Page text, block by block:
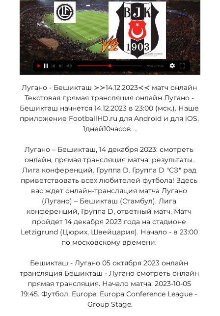
Лугано - Бешикташ ≻≻14.12.2023≺≺ матч онлайн
Текстовая прямая трансляция онлайн Лугано -
Бешикташ начнется 14.12.2023 в 23:00 (мск.). Наше
приложение FootballHD.ru для Android и для iOS.
1дней10часов ...
Лугано – Бешикташ, 14 декабря 2023: смотреть
онлайн, прямая трансляция матча, результаты.
Лига конференций. Группа D. Группа D "СЭ" рад
приветствовать всех любителей футбола! Здесь
вас ждет онлайн-трансляция матча Лугано
(Лугано) – Бешикташ (Стамбул). Лига
конференций, Группа D, ответный матч. Матч
пройдет 14 декабря 2023 года на стадионе
Letzigrund (Цюрих, Швейцария). Начало - в 23:00
по московскому времени.
Бешикташ - Лугано 05 октября 2023 онлайн
трансляция Бешикташ - Лугано смотреть онлайн
прямая трансляция. Начало матча: 2023-10-05
19:45. Футбол. Europe: Europa Conference League -
Group Stage.